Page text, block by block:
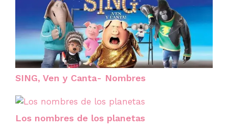
SING, Ven y Canta- Nombres
Los nombres de los planetas